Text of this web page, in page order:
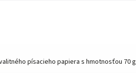
písacieho papiera s hmotnosťou 70 g